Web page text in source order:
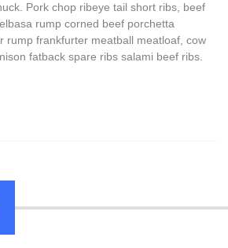
Pork chop ribeye tail short ribs, beef
rump corned beef porchetta
rump frankfurter meatball meatloaf, cow
fatback spare ribs salami beef ribs.